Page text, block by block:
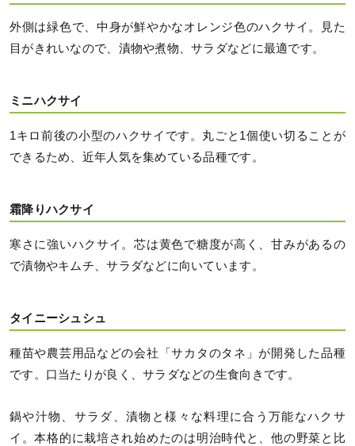
外側は緑色で、中身が鮮やかなオレンジ色のハクサイ。見た
目がきれいなので、漬物や煮物、サラダなどに最適です。
ミニハクサイ
1キロ前後の小型のハクサイです。丸ごと1個使い切ることが
できるため、近年人気を集めている品種です。
霜降りハクサイ
寒さに強いハクサイ。芯は黄色で糖度が高く、甘みがあるの
で漬物やキムチ、サラダなどに向いています。
タイニーシュシュ
種苗や農芸用品などの会社「サカタのタネ」が開発した品種
です。口当たりが良く、サラダなどの生食向きです。
鍋や汁物、サラダ、漬物と様々な料理に合う万能なハクサ
イ。本格的に栽培され始めたのは明治時代と、他の野菜と比